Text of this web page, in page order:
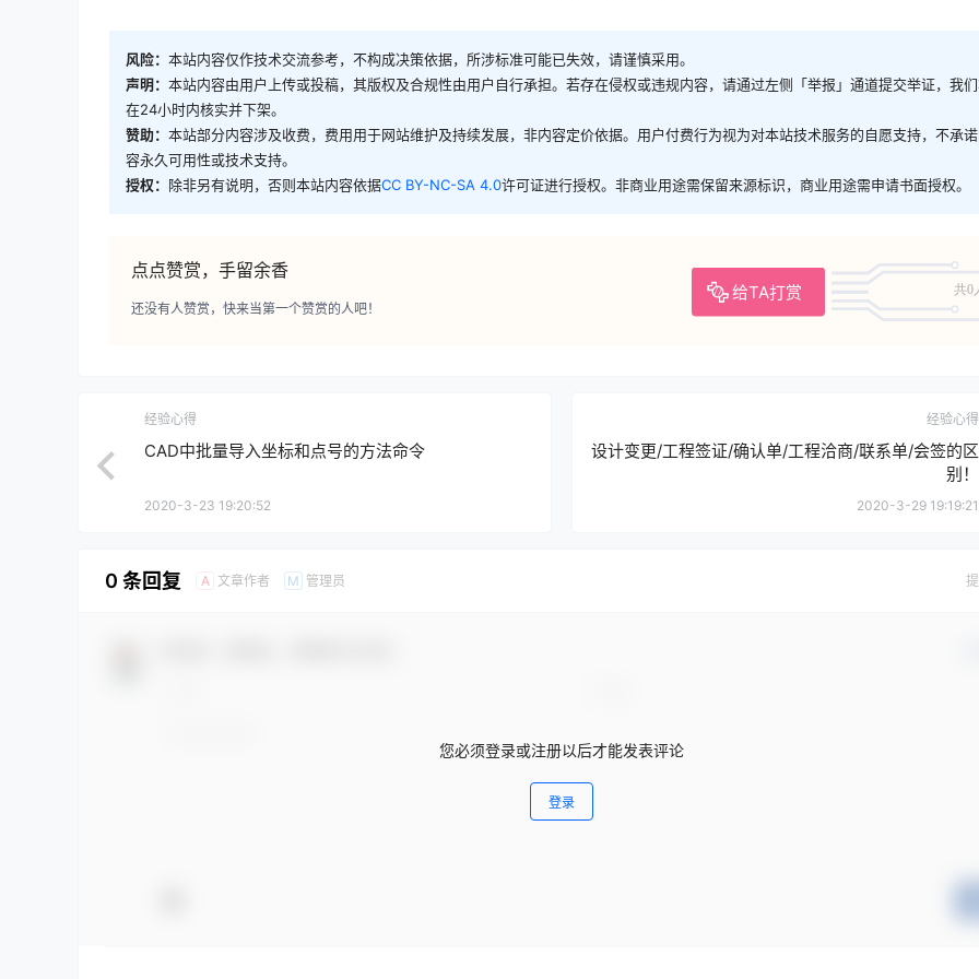
风险： 本站内容仅作技术交流参考，不构成决策依据，所涉标准可能已失效，请谨慎采用。
声明： 本站内容由用户上传或投稿，其版权及合规性由用户自行承担。若存在侵权或违规内容，请通过左侧「举报」通道提交举证，我
在24小时内核实并下架。
赞助： 本站部分内容涉及收费，费用用于网站维护及持续发展，非内容定价依据。用户付费行为视为对本站技术服务的自愿支持，不承
容永久可用性或技术支持。
授权： 除非另有说明，否则本站内容依据CC BY-NC-SA 4.0许可证进行授权。非商业用途需保留来源标识，商业用途需申请书面授权。
点点赞赏，手留余香
给TA打赏 共0
还没有人赞赏，快来当第一个赞赏的人吧！
经验心得
CAD中批量导入坐标和点号的方法命令
2020-3-23 19:20:52
经验心得
设计变更/工程签证/确认单/工程洽商/联系单/会签的区
别！
2020-3-29 19:19:21
0 条回复 A 文章作者 M 管理员
您必须登录或注册以后才能发表评论
登录